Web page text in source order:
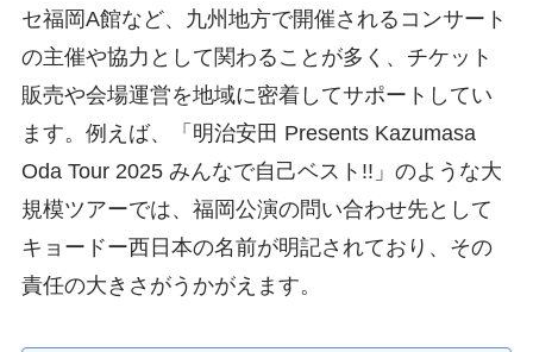
セ福岡A館など、九州地方で開催されるコンサート
の主催や協力として関わることが多く、チケット
販売や会場運営を地域に密着してサポートしてい
ます。例えば、「明治安田 Presents Kazumasa
Oda Tour 2025 みんなで自己ベスト!!」のような大
規模ツアーでは、福岡公演の問い合わせ先として
キョードー西日本の名前が明記されており、その
責任の大きさがうかがえます。